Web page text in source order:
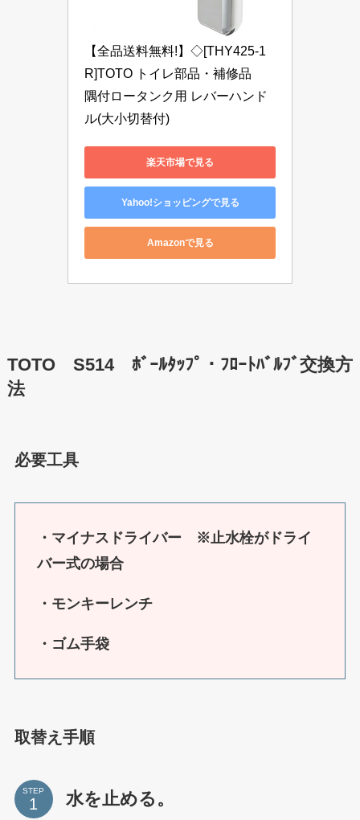
【全品送料無料!】◇[THY425-1
R]TOTO トイレ部品・補修品
隅付ロータンク用 レバーハンド
ル(大小切替付)
楽天市場で見る
Yahoo!ショッピングで見る
Amazonで見る
TOTO S514 ﾎﾞｰﾙﾀｯﾌﾟ・ﾌﾛｰﾄﾊﾞﾙﾌﾞ交換方
法
必要工具
・マイナスドライバー ※止水栓がドライ
バー式の場合
・モンキーレンチ
・ゴム手袋
取替え手順
STEP 水を止める。